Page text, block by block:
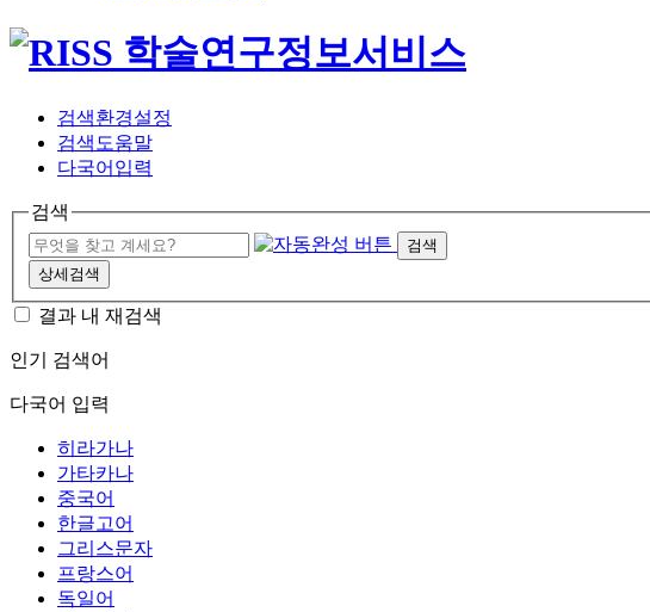
검색환경설정
검색도움말
다국어입력
검색
검색
상세검색
결과 내 재검색
인기 검색어
다국어 입력
히라가나
가타카나
중국어
한글고어
그리스문자
프랑스어
독일어